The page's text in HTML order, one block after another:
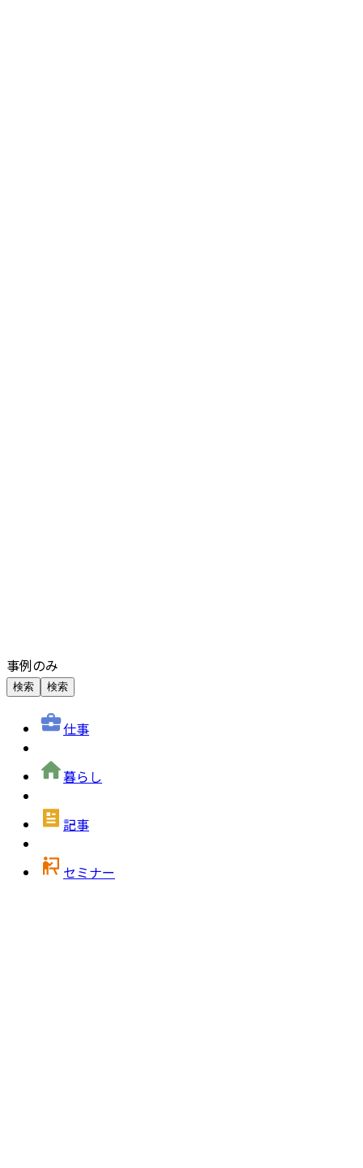
事例のみ
検索 検索
仕事
暮らし
記事
セミナー